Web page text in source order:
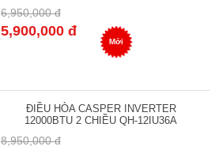
6,950,000 đ
5,900,000 đ
Mới
ĐIỀU HÒA CASPER INVERTER
12000BTU 2 CHIỀU QH-12IU36A
8,950,000 đ